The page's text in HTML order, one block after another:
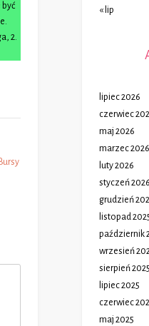
2.
« lip
lipiec 2026
czerwiec
maj 2026
marzec 2026
luty 2026
styczeń 2026
grudzień
listopad
październik
wrzesień
sierpień 2025
lipiec 2025
czerwiec
maj 2025